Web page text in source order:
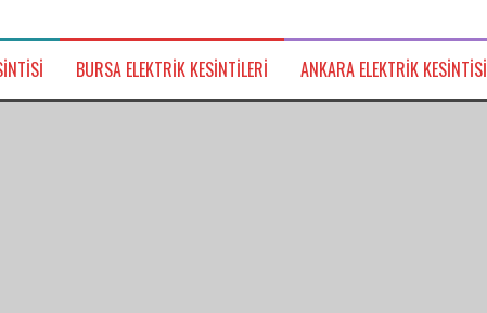
BURSA ELEKTRIK KESINTILERI ANKARA ELEKTRIK KESINTISI